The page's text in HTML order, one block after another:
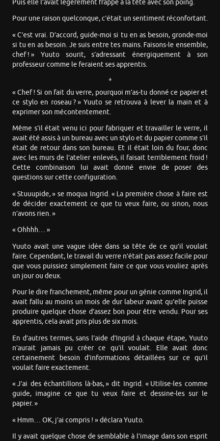
Puis elle l’avait légèrement frappé à la tête avec son poing.
Pour une raison quelconque, c’était un sentiment réconfortant.
« C’est vrai. D’accord, guide-moi si tu en as besoin, gronde-moi
si tu en as besoin. Je suis entre tes mains. Faisons-le ensemble,
chef ! » Yuuto sourit, s’adressant énergiquement à son
professeur comme le feraient ses apprentis.
*
« Chef ! Si on fait du verre, pourquoi m’as-tu donné ce papier et
ce stylo en roseau ? » Yuuto se retrouva à lever la main et à
exprimer son mécontentement.
Même s’il était venu ici pour fabriquer et travailler le verre, il
avait été assis à un bureau avec un stylo et du papier comme s’il
était de retour dans son bureau. Et il était loin du four, donc
avec les murs de l’atelier enlevés, il faisait terriblement froid !
Cette combinaison lui avait donné envie de poser des
questions sur cette configuration.
« Stuuupide, » se moqua Ingrid. « La première chose à faire est
de décider exactement ce que tu veux faire, ou sinon, nous
n’avons rien. »
« Ohhhh… »
Yuuto avait une vague idée dans sa tête de ce qu’il voulait
faire. Cependant, le travail du verre n’était pas assez facile pour
que vous puissiez simplement faire ce que vous vouliez après
un jour ou deux.
Pour le dire franchement, même pour un génie comme Ingrid, il
avait fallu au moins un mois de dur labeur avant qu’elle puisse
produire quelque chose d’assez bon pour être vendu. Pour ses
apprentis, cela avait pris plus de six mois.
En d’autres termes, sans l’aide d’Ingrid à chaque étape, Yuuto
n’aurait jamais pu créer ce qu’il voulait. Elle avait donc
certainement besoin d’informations détaillées sur ce qu’il
voulait faire exactement.
« J’ai des échantillons là-bas, » dit Ingrid. « Utilise-les comme
guide, imagine ce que tu veux faire et dessine-les sur le
papier. »
« Hmm… OK, j’ai compris ! » déclara Yuuto.
Il y avait quelque chose de semblable à l’image dans son esprit